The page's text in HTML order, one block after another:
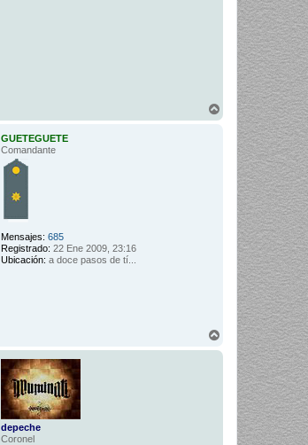
r
GUETEGUETE
Comandante
Mensajes: 685
Registrado: 22 Ene 2009, 23:16
Ubicación: a doce pasos de tí...
depeche
Coronel